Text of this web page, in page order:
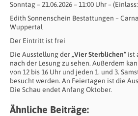
Sonntag – 21.06.2026 – 11:00 Uhr –
Edith Sonnenschein Bestattungen –
Wuppertal
Der Eintritt ist frei
Die Ausstellung der„Vier Sterblichen“ ist
nach der Lesung zu sehen. Außerdem
von 12 bis 16 Uhr und jeden 1. und 3.
besucht werden. An Feiertagen ist die
Die Schau endet Anfang Oktober.
Ähnliche Beiträge: